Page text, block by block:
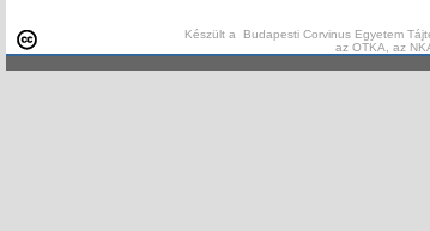
Készült a Budapesti Corvinus Egyetem
az OTKA, az